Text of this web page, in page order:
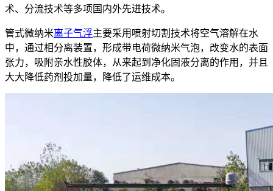
术、分流技术等多项国内外先进技术。
管式微纳米离子气浮主要采用喷射切割技术将空气溶解在水
中，通过相分离装置，形成带电荷微纳米气泡，改变水的表面
张力，吸附亲水性胶体，从来起到净化固液分离的作用，并且
大大降低药剂投加量，降低了运维成本。